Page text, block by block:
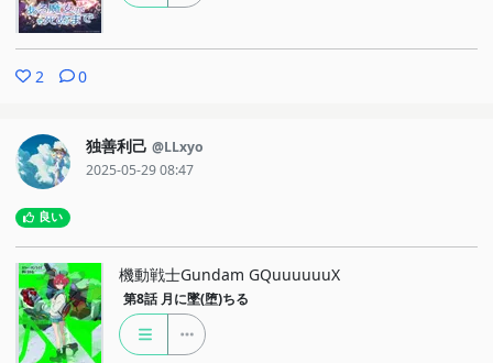
2 0
独善利己 @LLxyo
2025-05-29 08:47
良い
機動戦士Gundam GQuuuuuuX
第8話 月に墜(堕)ちる